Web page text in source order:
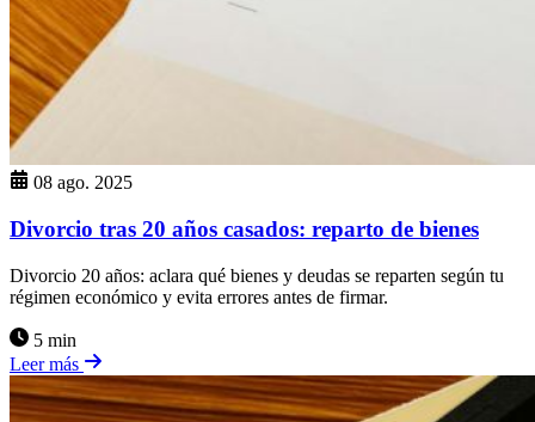
08 ago. 2025
Divorcio tras 20 años casados: reparto de bienes
Divorcio 20 años: aclara qué bienes y deudas se reparten según tu
régimen económico y evita errores antes de firmar.
5 min
Leer más